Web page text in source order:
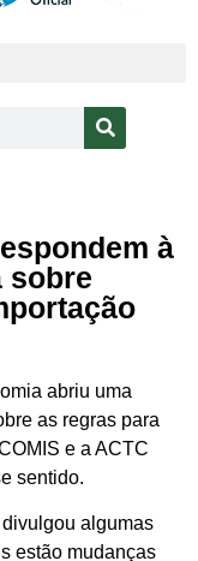
à
sobre
abriu uma
as regras para
e a ACTC
sentido.
algumas
estão mudanças